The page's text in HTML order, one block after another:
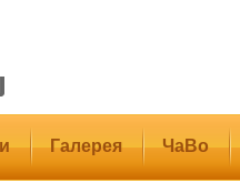
Галерея ЧаВо